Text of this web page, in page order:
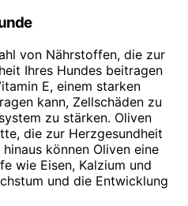
von Nährstoffen, die zur
Ihres Hundes beitragen
E, einem starken
kann, Zellschäden zu
zu stärken. Oliven
die zur Herzgesundheit
können Oliven eine
wie Eisen, Kalzium und
und die Entwicklung